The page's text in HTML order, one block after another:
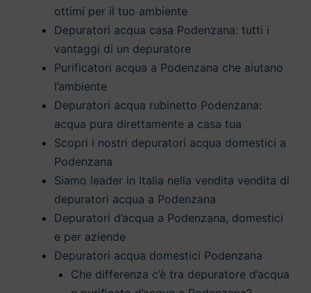
ottimi per il tuo ambiente
Depuratori acqua casa Podenzana: tutti i
vantaggi di un depuratore
Purificatori acqua a Podenzana che aiutano
l’ambiente
Depuratori acqua rubinetto Podenzana:
acqua pura direttamente a casa tua
Scopri i nostri depuratori acqua domestici a
Podenzana
Siamo leader in Italia nella vendita vendita di
depuratori acqua a Podenzana
Depuratori d’acqua a Podenzana, domestici
e per aziende
Depuratori acqua domestici Podenzana
Che differenza c’è tra depuratore d’acqua